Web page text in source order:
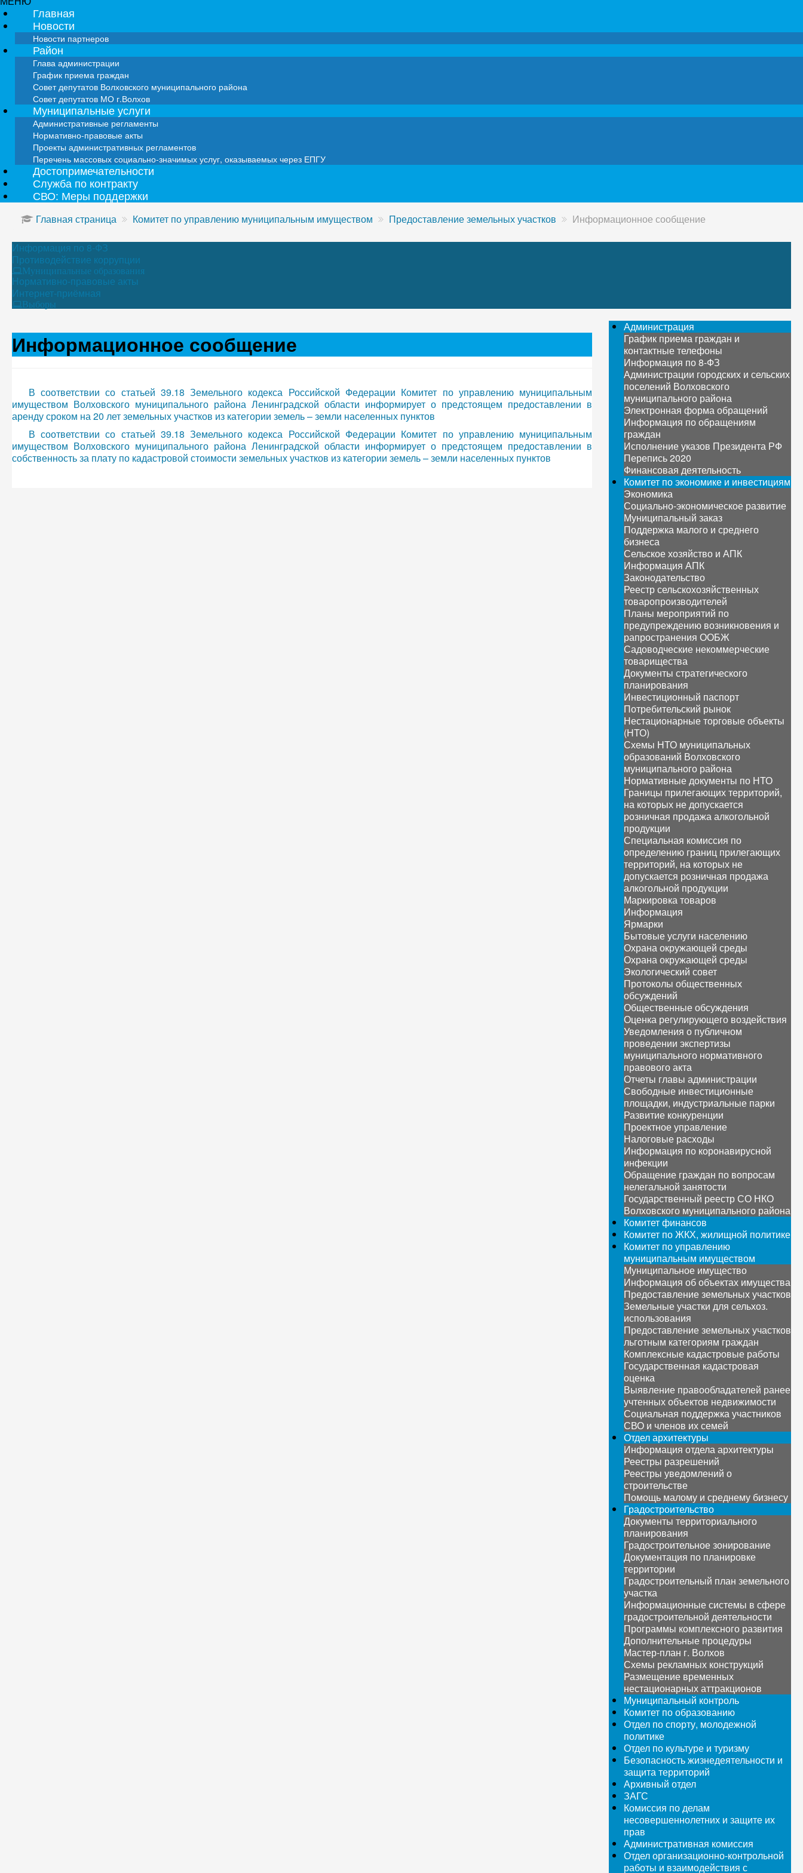
Главная
Новости
Новости партнеров
Район
Глава администрации
График приема граждан
Совет депутатов Волховского муниципального района
Совет депутатов МО г.Волхов
Муниципальные услуги
Административные регламенты
Нормативно-правовые акты
Проекты административных регламентов
Перечень массовых социально-значимых услуг, оказываемых через ЕПГУ
Достопримечательности
Служба по контракту
СВО: Меры поддержки
Главная страница Комитет по управлению муниципальным имуществом Предоставление земельных участков Информационное сообщение
Информация по 8-ФЗ
Противодействие коррупции
Муниципальные образования
Нормативно-правовые акты
Интернет-приёмная
Выборы
Информационное сообщение
В соответствии со статьей 39.18 Земельного кодекса Российской Федерации Комитет по управлению муниципальным
имуществом Волховского муниципального района Ленинградской области информирует о предстоящем предоставлении в
аренду сроком на 20 лет земельных участков из категории земель – земли населенных пунктов
В соответствии со статьей 39.18 Земельного кодекса Российской Федерации Комитет по управлению муниципальным
имуществом Волховского муниципального района Ленинградской области информирует о предстоящем предоставлении в
собственность за плату по кадастровой стоимости земельных участков из категории земель – земли населенных пунктов
Администрация
График приема граждан и
контактные телефоны
Информация по 8-ФЗ
Администрации городских и сельских
поселений Волховского
муниципального района
Электронная форма обращений
Информация по обращениям
граждан
Исполнение указов Президента РФ
Перепись 2020
Финансовая деятельность
Комитет по экономике и инвестициям
Экономика
Социально-экономическое развитие
Муниципальный заказ
Поддержка малого и среднего
бизнеса
Сельское хозяйство и АПК
Информация АПК
Законодательство
Реестр сельскохозяйственных
товаропроизводителей
Планы мероприятий по
предупреждению возникновения и
рапространения ООБЖ
Садоводческие некоммерческие
товарищества
Документы стратегического
планирования
Инвестиционный паспорт
Потребительский рынок
Нестационарные торговые объекты
(НТО)
Схемы НТО муниципальных
образований Волховского
муниципального района
Нормативные документы по НТО
Границы прилегающих территорий,
на которых не допускается
розничная продажа алкогольной
продукции
Специальная комиссия по
определению границ прилегающих
территорий, на которых не
допускается розничная продажа
алкогольной продукции
Маркировка товаров
Информация
Ярмарки
Бытовые услуги населению
Охрана окружающей среды
Охрана окружающей среды
Экологический совет
Протоколы общественных
обсуждений
Общественные обсуждения
Оценка регулирующего воздействия
Уведомления о публичном
проведении экспертизы
муниципального нормативного
правового акта
Отчеты главы администрации
Свободные инвестиционные
площадки, индустриальные парки
Развитие конкуренции
Проектное управление
Налоговые расходы
Информация по коронавирусной
инфекции
Обращение граждан по вопросам
нелегальной занятости
Государственный реестр СО НКО
Волховского муниципального района
Комитет финансов
Комитет по ЖКХ, жилищной политике
Комитет по управлению
муниципальным имуществом
Муниципальное имущество
Информация об объектах имущества
Предоставление земельных участков
Земельные участки для сельхоз.
использования
Предоставление земельных участков
льготным категориям граждан
Комплексные кадастровые работы
Государственная кадастровая
оценка
Выявление правообладателей ранее
учтенных объектов недвижимости
Социальная поддержка участников
СВО и членов их семей
Отдел архитектуры
Информация отдела архитектуры
Реестры разрешений
Реестры уведомлений о
строительстве
Помощь малому и среднему бизнесу
Градостроительство
Документы территориального
планирования
Градостроительное зонирование
Документация по планировке
территории
Градостроительный план земельного
участка
Информационные системы в сфере
градостроительной деятельности
Программы комплексного развития
Дополнительные процедуры
Мастер-план г. Волхов
Схемы рекламных конструкций
Размещение временных
нестационарных аттракционов
Муниципальный контроль
Комитет по образованию
Отдел по спорту, молодежной
политике
Отдел по культуре и туризму
Безопасность жизнедеятельности и
защита территорий
Архивный отдел
ЗАГС
Комиссия по делам
несовершеннолетних и защите их
прав
Административная комиссия
Отдел организационно-контрольной
работы и взаимодействия с